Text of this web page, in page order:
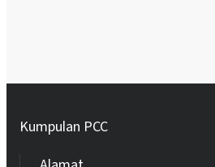
Kumpulan PCC